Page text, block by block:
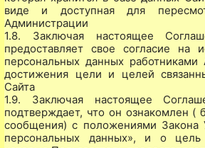
виде и доступная для
Администрации
1.8. Заключая настоящее
предоставляет свое согласие на
персональных данных
достижения цели и целей
Сайта
1.9. Заключая настоящее
подтверждает, что он ознакомлен (
сообщения) с положениями Закона
персональных данных», и о цель